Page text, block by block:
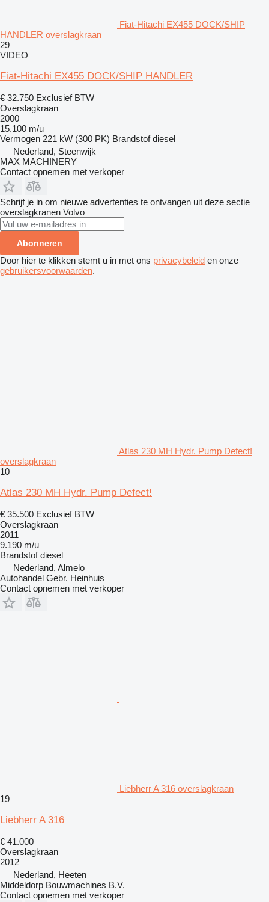
Fiat-Hitachi EX455 DOCK/SHIP
HANDLER overslagkraan
29
VIDEO
Fiat-Hitachi EX455 DOCK/SHIP HANDLER
€ 32.750 Exclusief BTW
Overslagkraan
2000
15.100 m/u
Vermogen 221 kW (300 PK) Brandstof diesel
Nederland, Steenwijk
MAX MACHINERY
Contact opnemen met verkoper
Schrijf je in om nieuwe advertenties te ontvangen uit deze sectie
overslagkranen Volvo
Abonneren
Door hier te klikken stemt u in met ons privacybeleid en onze
gebruikersvoorwaarden.
Atlas 230 MH Hydr. Pump Defect!
overslagkraan
10
Atlas 230 MH Hydr. Pump Defect!
€ 35.500 Exclusief BTW
Overslagkraan
2011
9.190 m/u
Brandstof diesel
Nederland, Almelo
Autohandel Gebr. Heinhuis
Contact opnemen met verkoper
Liebherr A 316 overslagkraan
19
Liebherr A 316
€ 41.000
Overslagkraan
2012
Nederland, Heeten
Middeldorp Bouwmachines B.V.
Contact opnemen met verkoper